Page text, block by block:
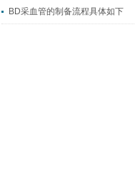
BD采血管的制备流程具体如下